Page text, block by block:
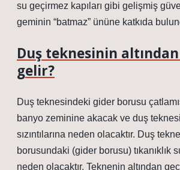
su geçirmez kapıları gibi gelişmiş
geminin “batmaz” ününe katkıda
Duş teknesinin
gelir?
Duş teknesindeki gider borusu
banyo zeminine akacak ve duş
sızıntılarına neden olacaktır. Duş
borusundaki (gider borusu) tıkanıklık su
neden olacaktır. Teknenin altından